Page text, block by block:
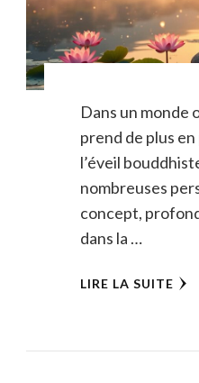
Dans un monde
prend de plus en
l’éveil
nombreuses
concept,
dans la …
LIRE LA SUITE